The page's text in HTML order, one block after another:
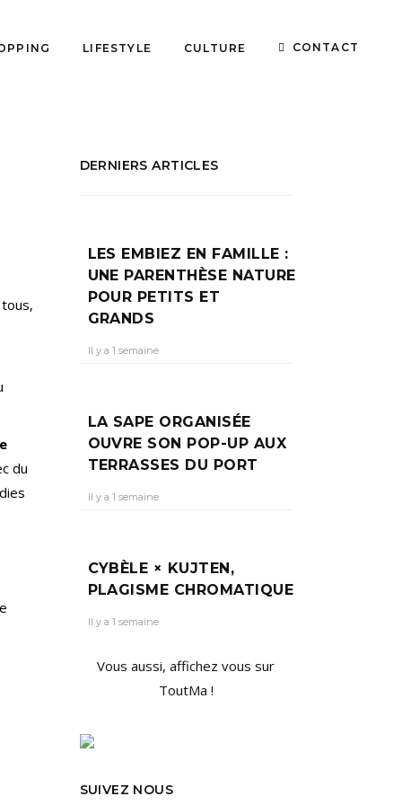
LIFESTYLE CULTURE CONTACT
du
DERNIERS ARTICLES
LES EMBIEZ EN FAMILLE :
UNE PARENTHÈSE NATURE
POUR PETITS ET
GRANDS
Il y a 1 semaine
LA SAPE ORGANISÉE
OUVRE SON POP-UP AUX
TERRASSES DU PORT
Il y a 1 semaine
CYBÈLE × KUJTEN,
PLAGISME CHROMATIQUE
Il y a 1 semaine
Vous aussi, affichez vous sur
ToutMa !
SUIVEZ NOUS